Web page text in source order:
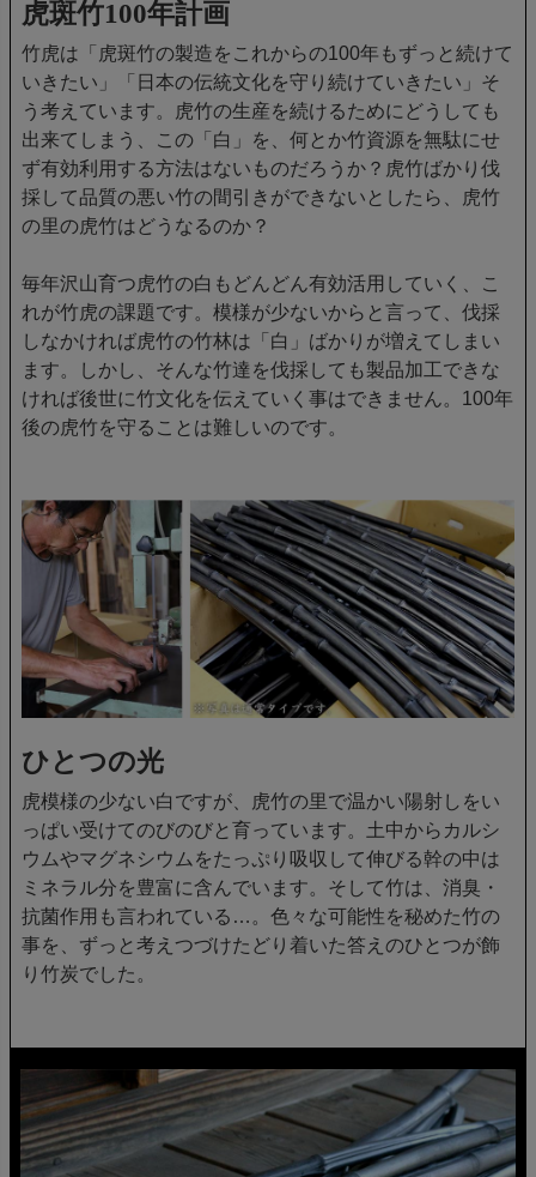
虎斑竹100年計画
竹虎は「虎斑竹の製造をこれからの100年もずっと続けて
いきたい」「日本の伝統文化を守り続けていきたい」そ
う考えています。虎竹の生産を続けるためにどうしても
出来てしまう、この「白」を、何とか竹資源を無駄にせ
ず有効利用する方法はないものだろうか？虎竹ばかり伐
採して品質の悪い竹の間引きができないとしたら、虎竹
の里の虎竹はどうなるのか？
毎年沢山育つ虎竹の白もどんどん有効活用していく、こ
れが竹虎の課題です。模様が少ないからと言って、伐採
しなかければ虎竹の竹林は「白」ばかりが増えてしまい
ます。しかし、そんな竹達を伐採しても製品加工できな
ければ後世に竹文化を伝えていく事はできません。100年
後の虎竹を守ることは難しいのです。
ひとつの光
虎模様の少ない白ですが、虎竹の里で温かい陽射しをい
っぱい受けてのびのびと育っています。土中からカルシ
ウムやマグネシウムをたっぷり吸収して伸びる幹の中は
ミネラル分を豊富に含んでいます。そして竹は、消臭・
抗菌作用も言われている…。色々な可能性を秘めた竹の
事を、ずっと考えつづけたどり着いた答えのひとつが飾
り竹炭でした。